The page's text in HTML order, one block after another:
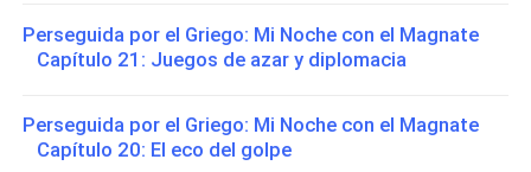
Perseguida por el Griego: Mi Noche con el Magnate
Capítulo 21: Juegos de azar y diplomacia
Perseguida por el Griego: Mi Noche con el Magnate
Capítulo 20: El eco del golpe